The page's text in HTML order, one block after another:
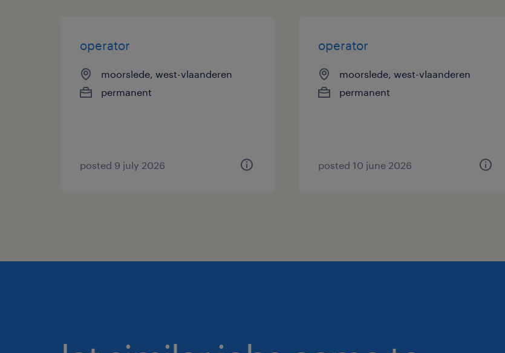
operator
moorslede, west-vlaanderen
permanent
posted 9 july 2026
operator
moorslede, west-vlaanderen
permanent
posted 10 june 2026